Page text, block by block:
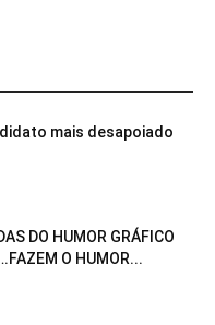
mais desapoiado
DO HUMOR GRÁFICO
O HUMOR...